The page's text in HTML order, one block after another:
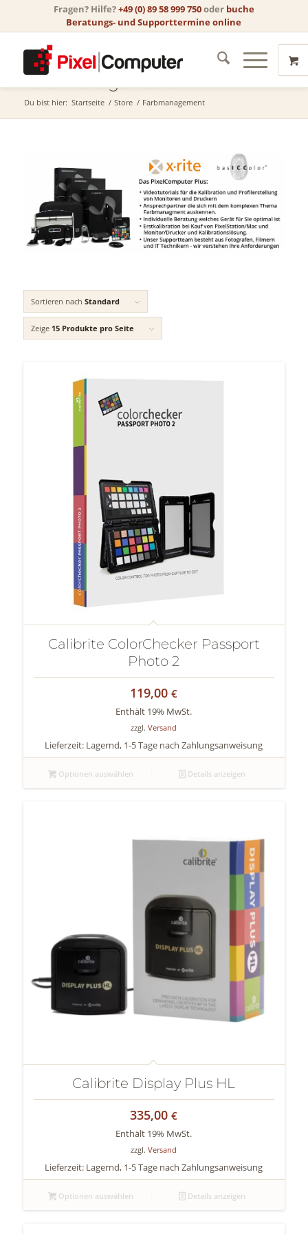
Fragen? Hilfe?+49 (0) 89 58 999 750oder buche
Beratungs- und Supporttermine online
Farbmanagement
Du bist hier: Startseite / Store / Farbmanagement
Sortieren nach Standard
Zeige 15 Produkte pro Seite
Calibrite ColorChecker Passport
Photo 2
119,00€
Enthält 19% MwSt.
zzgl.Versand
Lieferzeit: Lagernd, 1-5 Tage nach Zahlungsanweisung
Optionen auswählen Details anzeigen
Calibrite Display Plus HL
335,00€
Enthält 19% MwSt.
zzgl.Versand
Lieferzeit: Lagernd, 1-5 Tage nach Zahlungsanweisung
Optionen auswählen Details anzeigen